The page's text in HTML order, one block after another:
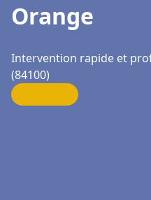
Orange
Intervention rapide et
(84100)